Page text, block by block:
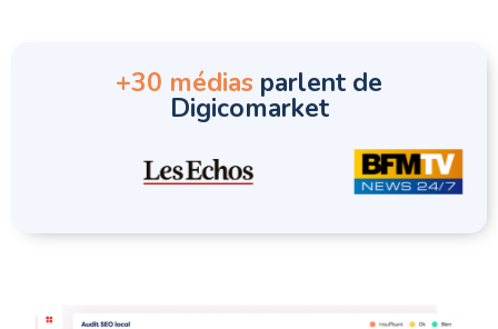
+30 médias parlent de
Digicomarket